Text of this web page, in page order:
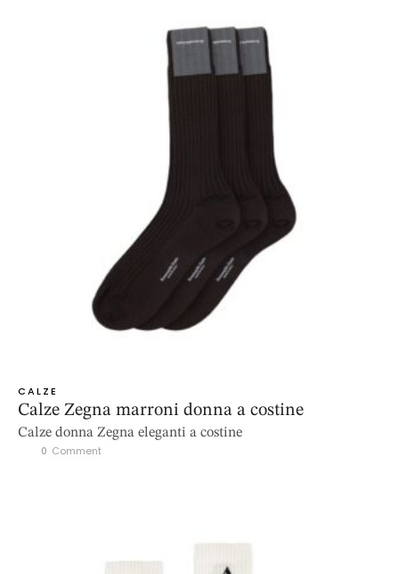
CALZE
Calze Zegna marroni donna a costine
Calze donna Zegna eleganti a costine
0 Comment